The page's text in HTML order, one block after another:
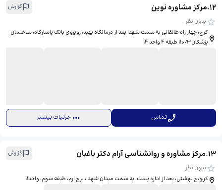
12
.مرکز مشاوره نوین
گزارش
بدون نظر
کرج، چهار راه طالقانی به سمت شهدا بعد از درمانگاه بهبد، روبروی بانک پاسارگاد، ساختمان
پزشکان ۱۱۰/۳ طبقه ۴ واحد ۱۴
تماس جزئیات بیشتر
13
.مرکز مشاوره و روانشناسی آرام دکتر باغبان
گزارش
بدون نظر
کرج،خ بهشتی، بعد از اداره پست، به سمت میدان شهدا، برج ارم، طبقه سوم، واحد۱۱